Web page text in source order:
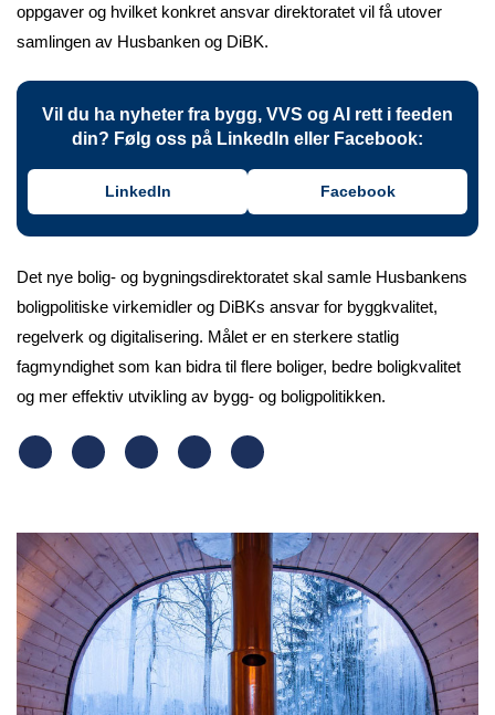
oppgaver og hvilket konkret ansvar direktoratet vil få utover
samlingen av Husbanken og DiBK.
Vil du ha nyheter fra bygg, VVS og AI rett i feeden
din? Følg oss på LinkedIn eller Facebook:
LinkedIn Facebook
Det nye bolig- og bygningsdirektoratet skal samle Husbankens
boligpolitiske virkemidler og DiBKs ansvar for byggkvalitet,
regelverk og digitalisering. Målet er en sterkere statlig
fagmyndighet som kan bidra til flere boliger, bedre boligkvalitet
og mer effektiv utvikling av bygg- og boligpolitikken.